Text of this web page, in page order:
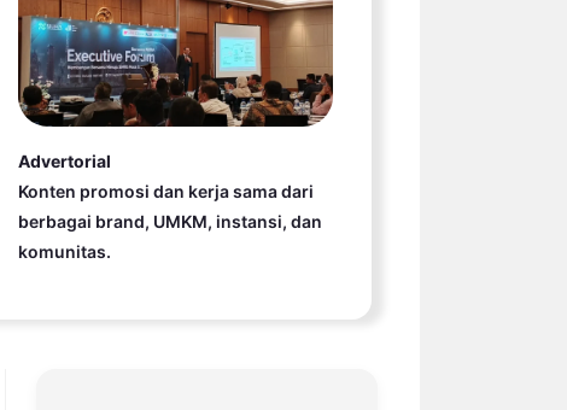
Advertorial
Konten promosi dan kerja sama dari
berbagai brand, UMKM, instansi, dan
komunitas.